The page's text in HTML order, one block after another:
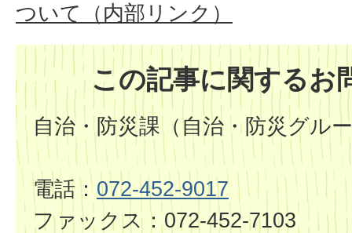
ついて（内部リンク）
この記事に関するお
自治・防災課（自治・防災グル
電話： 072-452-9017
ファックス：072-452-7103